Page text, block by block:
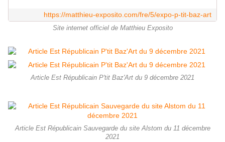
https://matthieu-exposito.com/fre/5/expo-p-tit-baz-art
Site internet officiel de Matthieu Exposito
Article Est Républicain P'tit Baz'Art du 9 décembre 2021
Article Est Républicain Sauvegarde du site Alstom du 11 décembre
2021